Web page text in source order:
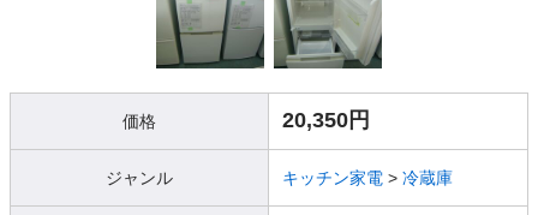
価格 20,350円
ジャンル キッチン家電 > 冷蔵庫